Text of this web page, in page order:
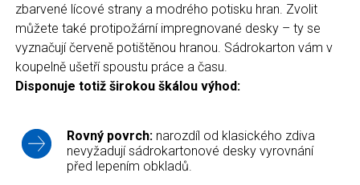
zbarvené lícové strany a modrého potisku hran. Zvolit
můžete také protipožární impregnované desky – ty se
vyznačují červeně potištěnou hranou. Sádrokarton vám v
koupelně ušetří spoustu práce a času.
Disponuje totiž širokou škálou výhod:
Rovný povrch:narozdíl od klasického zdiva
nevyžadují sádrokartonové desky vyrovnání
před lepením obkladů.